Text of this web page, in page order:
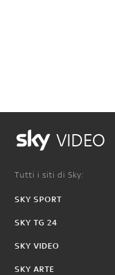
VIDEO
Tutti i siti di Sky:
SKY SPORT
SKY TG 24
SKY VIDEO
SKY ARTE